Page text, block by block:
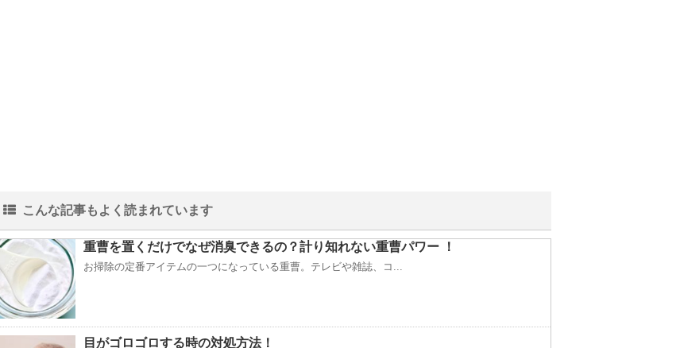
こんな記事もよく読まれています
重曹を置くだけでなぜ消臭できるの？計り知れない重曹パワー ！
お掃除の定番アイテムの一つになっている重曹。テレビや雑誌、コ...
目がゴロゴロする時の対処方法！